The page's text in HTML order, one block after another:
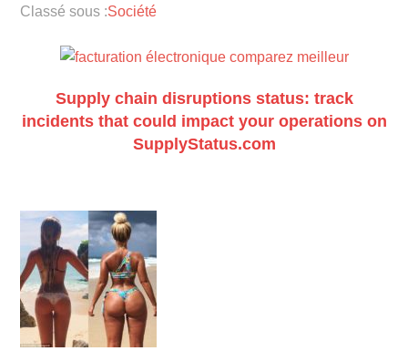
Classé sous :Société
Supply chain disruptions status: track
incidents that could impact your operations on
SupplyStatus.com